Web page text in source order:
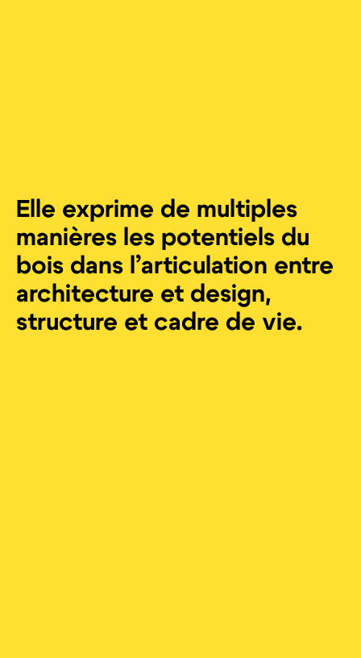
Elle exprime de multiples
manières les potentiels du
bois dans l’articulation entre
architecture et design,
structure et cadre de vie.